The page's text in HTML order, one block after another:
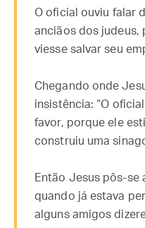
O oficial ouviu falar
anciãos dos judeus,
viesse salvar seu
Chegando onde
insistência: “O
favor, porque ele
construiu uma
Então Jesus pôs-se
quando já estava
alguns amigos